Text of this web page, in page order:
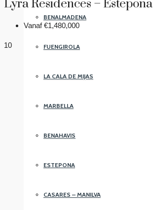
BENALMADENA
FUENGIROLA
LA CALA DE MIJAS
MARBELLA
BENAHAVIS
ESTEPONA
CASARES – MANILVA
Lyra Residences – Estepona
Vanaf€1,480,000
10